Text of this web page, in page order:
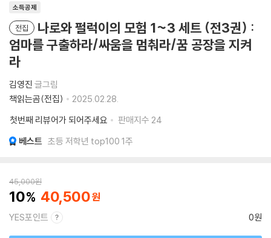
소득공제
전집
나로와 펄럭이의 모험 1~3 세트 (전3권) :
엄마를 구출하라/싸움을 멈춰라/꿈 공장을 지켜
라
김영진 글그림
책읽는곰(전집)
2025.02.28.
첫번째 리뷰어가 되어주세요
판매지수 24
베스트 초등 저학년 top100 1주
45,000원
10 40,500
YES포인트 0원